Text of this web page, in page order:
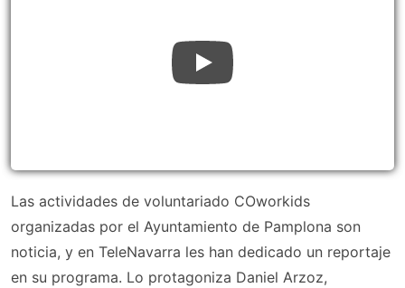
Las actividades de voluntariado COworkids
organizadas por el Ayuntamiento de Pamplona son
noticia, y en TeleNavarra les han dedicado un reportaje
en su programa. Lo protagoniza Daniel Arzoz,